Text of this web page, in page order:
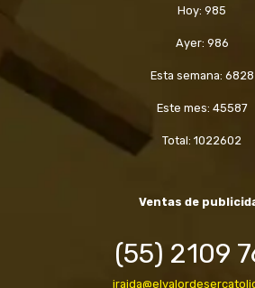
Hoy: 985
Ayer: 986
Esta semana: 6828
Este mes: 45587
Total: 1022602
Ventas de
(55) 2109